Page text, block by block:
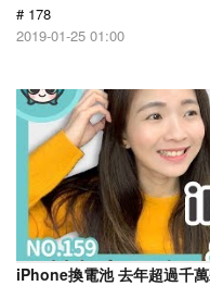
# 178
2019-01-25 01:00
iPhone換電池 去年超過千